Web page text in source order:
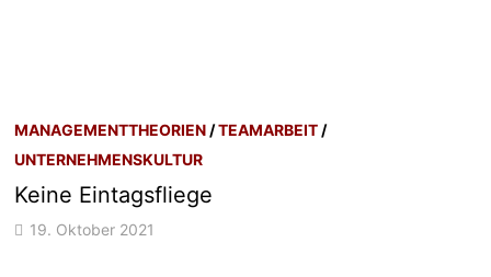
MANAGEMENTTHEORIEN /TEAMARBEIT /
UNTERNEHMENSKULTUR
Keine Eintagsfliege
19. Oktober 2021